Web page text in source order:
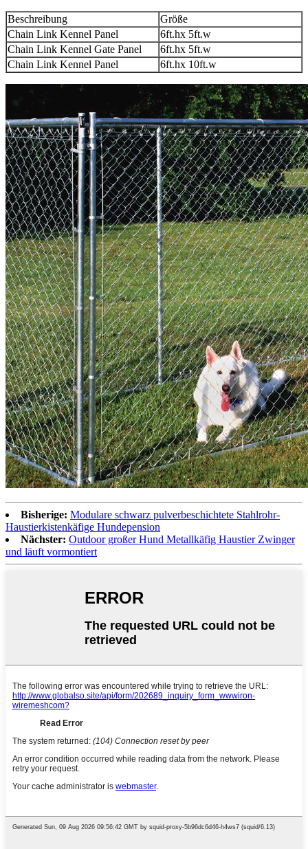
Beschreibung
Größe
Chain Link Kennel Panel
6ft.hx 5ft.w
Chain Link Kennel Gate Panel
6ft.hx 5ft.w
Chain Link Kennel Panel
6ft.hx 10ft.w
Bisherige: Modulare schwarz pulverbeschichtete Stahlrohr-
Haustierkistenkäfige Hundepension
Nächster: Outdoor großer Hund Metallkäfig Haustier Zwinger
und läuft vormontiert